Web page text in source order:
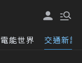
電能世界 交通新訊